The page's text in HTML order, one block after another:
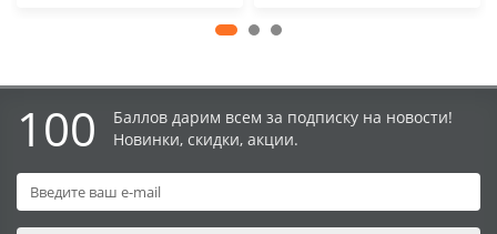
100
Баллов дарим всем за подписку на новости!
Новинки, скидки, акции.